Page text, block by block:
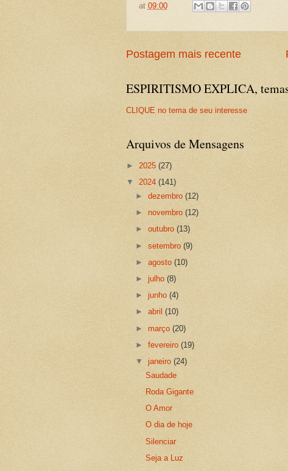
at 09:00
Postagem mais recente
ESPIRITISMO EXPLICA,
CLIQUE no tema de seu interesse
Arquivos de Mensagens
► 2025 (27)
▼ 2024 (141)
► dezembro (12)
► novembro (12)
► outubro (13)
► setembro (9)
► agosto (10)
► julho (8)
► junho (4)
► abril (10)
► março (20)
► fevereiro (19)
▼ janeiro (24)
Saudade
Roda Gigante
O Amor
O dia de hoje
Silenciar
Seja a Luz